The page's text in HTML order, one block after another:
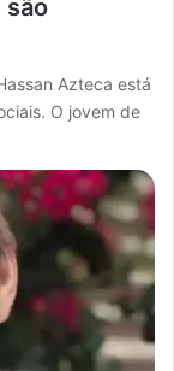
são
Azteca está
O jovem de